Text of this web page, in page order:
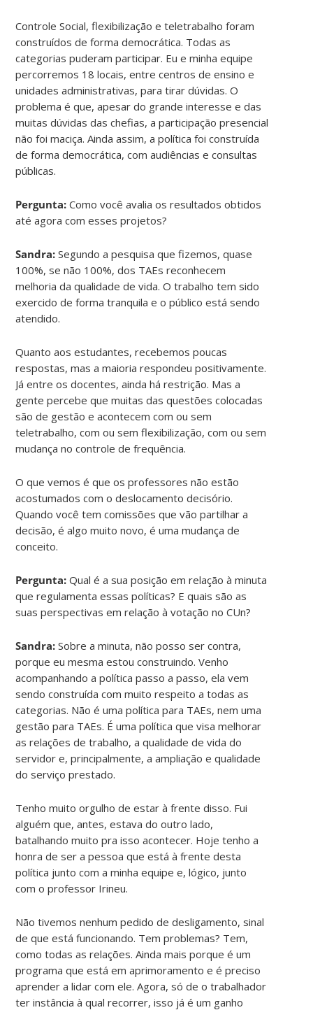
Controle Social, flexibilização e teletrabalho foram
construídos de forma democrática. Todas as
categorias puderam participar. Eu e minha equipe
percorremos 18 locais, entre centros de ensino e
unidades administrativas, para tirar dúvidas. O
problema é que, apesar do grande interesse e das
muitas dúvidas das chefias, a participação presencial
não foi maciça. Ainda assim, a política foi construída
de forma democrática, com audiências e consultas
públicas.
Pergunta:Como você avalia os resultados obtidos
até agora com esses projetos?
Sandra: Segundo a pesquisa que fizemos, quase
100%, se não 100%, dos TAEs reconhecem
melhoria da qualidade de vida. O trabalho tem sido
exercido de forma tranquila e o público está sendo
atendido.
Quanto aos estudantes, recebemos poucas
respostas, mas a maioria respondeu positivamente.
Já entre os docentes, ainda há restrição. Mas a
gente percebe que muitas das questões colocadas
são de gestão e acontecem com ou sem
teletrabalho, com ou sem flexibilização, com ou sem
mudança no controle de frequência.
O que vemos é que os professores não estão
acostumados com o deslocamento decisório.
Quando você tem comissões que vão partilhar a
decisão, é algo muito novo, é uma mudança de
conceito.
Pergunta: Qual é a sua posição em relação à minuta
que regulamenta essas políticas? E quais são as
suas perspectivas em relação à votação no CUn?
Sandra: Sobre a minuta, não posso ser contra,
porque eu mesma estou construindo. Venho
acompanhando a política passo a passo, ela vem
sendo construída com muito respeito a todas as
categorias. Não é uma política para TAEs, nem uma
gestão para TAEs. É uma política que visa melhorar
as relações de trabalho, a qualidade de vida do
servidor e, principalmente, a ampliação e qualidade
do serviço prestado.
Tenho muito orgulho de estar à frente disso. Fui
alguém que, antes, estava do outro lado,
batalhando muito pra isso acontecer. Hoje tenho a
honra de ser a pessoa que está à frente desta
política junto com a minha equipe e, lógico, junto
com o professor Irineu.
Não tivemos nenhum pedido de desligamento, sinal
de que está funcionando. Tem problemas? Tem,
como todas as relações. Ainda mais porque é um
programa que está em aprimoramento e é preciso
aprender a lidar com ele. Agora, só de o trabalhador
ter instância à qual recorrer, isso já é um ganho